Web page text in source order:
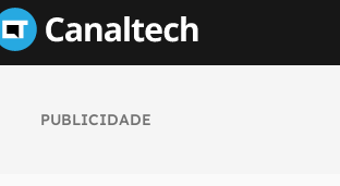
PUBLICIDADE